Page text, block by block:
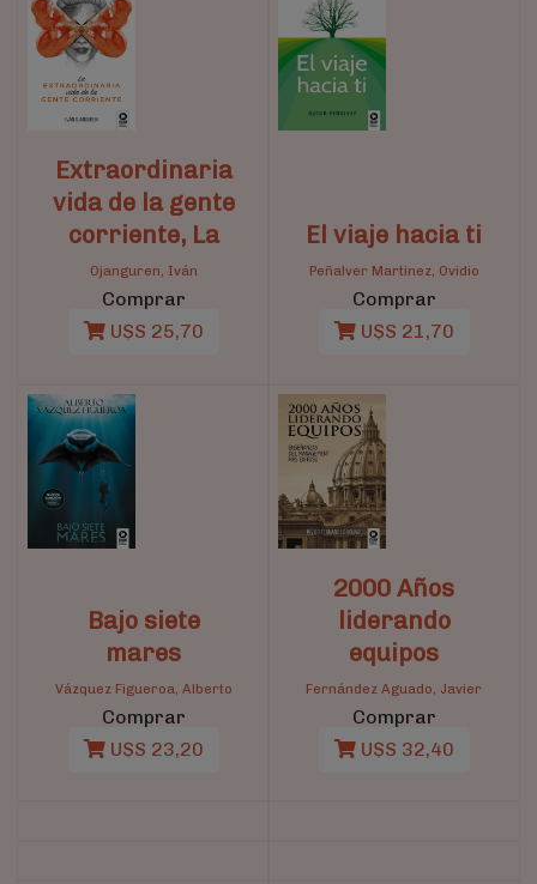
Extraordinaria
vida de la gente
corriente, La
Ojanguren, Iván
Comprar
U$S 25,70
El viaje hacia ti
Peñalver Martinez, Ovidio
Comprar
U$S 21,70
Bajo siete
mares
Vázquez Figueroa, Alberto
Comprar
U$S 23,20
2000 Años
liderando
equipos
Fernández Aguado, Javier
Comprar
U$S 32,40